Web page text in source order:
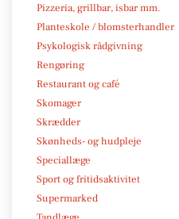
Pizzeria, grillbar, isbar mm.
Planteskole / blomsterhandler
Psykologisk rådgivning
Rengøring
Restaurant og café
Skomager
Skrædder
Skønheds- og hudpleje
Speciallæge
Sport og fritidsaktivitet
Supermarked